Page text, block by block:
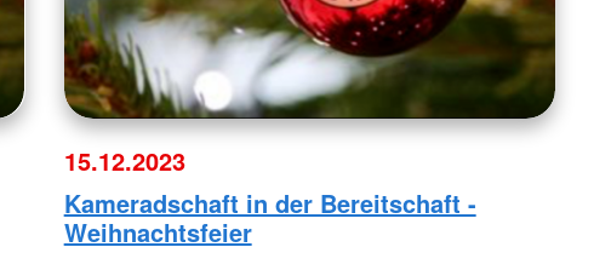
15.12.2023
Kameradschaft in der Bereitschaft -
Weihnachtsfeier